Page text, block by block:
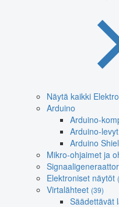
Näytä kaikki
Arduino
Arduino-
Arduino-levyt
Arduino
Mikro-ohjaimet ja
Elektroniset näytöt
Virtalähteet (39)
Säädettävät